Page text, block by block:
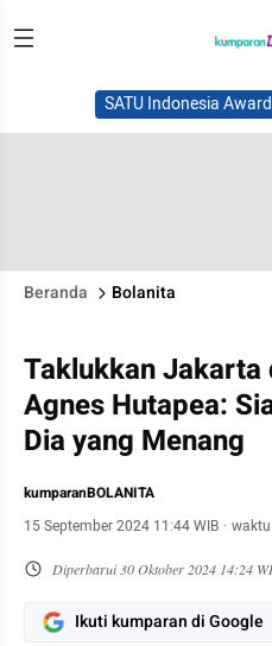
SATU Indonesia
Beranda Bolanita
Taklukkan Jakarta
Agnes Hutapea:
Dia yang Menang
kumparanBOLANITA
15 September 2024 11:44 WIB ·
Diperbarui 30 Oktober 2024 14:24
Ikuti kumparan di Google